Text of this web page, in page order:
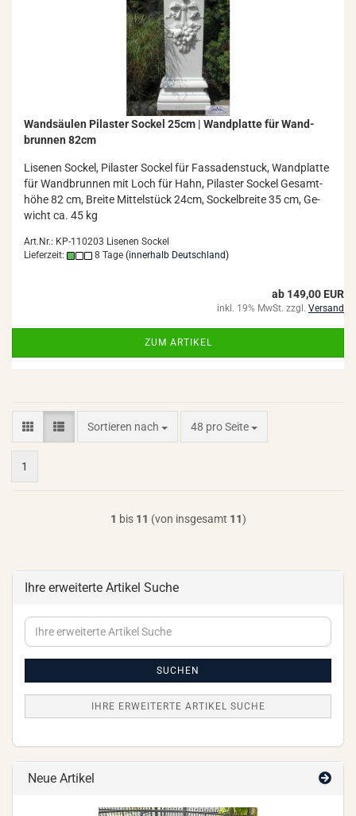
Wand­säu­len Pi­las­ter So­ckel 25cm | Wand­plat­te für Wand­
brun­nen 82cm
Li­se­nen So­ckel, Pi­las­ter So­ckel für Fas­sa­den­stuck, Wand­plat­te
für Wand­brun­nen mit Loch für Hahn, Pi­las­ter So­ckel Ge­samt­
hö­he 82 cm, Brei­te Mit­tel­stück 24cm, So­ckel­brei­te 35 cm, Ge­
wicht ca. 45 kg
Art.Nr.: KP-110203 Lisenen Sockel
Lieferzeit:
8 Tage (innerhalb Deutschland)
ab 149,00 EUR
inkl. 19% MwSt. zzgl. Versand
ZUM ARTIKEL
Sortieren nach
Sortieren nach 48 pro Seite
pro Seite
1
1 bis 11 (von insgesamt 11)
Ihre erweiterte Artikel Suche
Ihre
erweiterte
Artikel
SUCHEN
IHRE ERWEITERTE ARTIKEL SUCHE
Neue Artikel